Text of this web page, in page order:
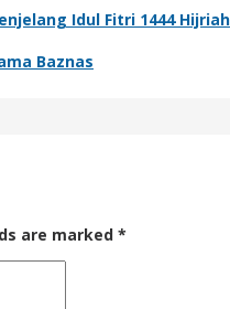
Idul Fitri 1444 Hijriah
Baznas
are marked *